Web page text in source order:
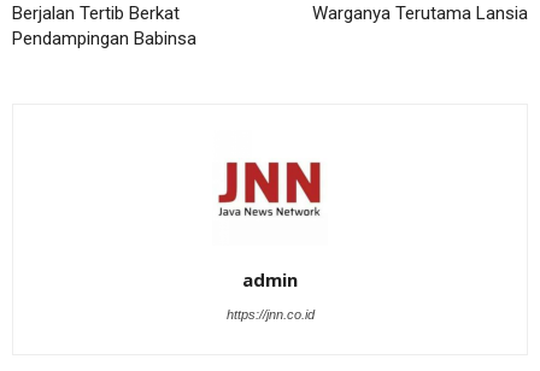
Berjalan Tertib Berkat
Pendampingan Babinsa
Warganya Terutama Lansia
admin
https://jnn.co.id